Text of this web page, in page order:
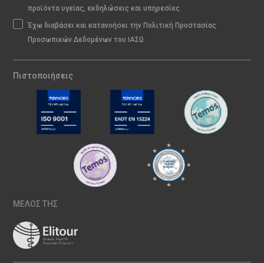
προϊόντα υγείας, εκδηλώσεις και υπηρεσίες.
Έχω διαβάσει και κατανοήσει την Πολιτική Προστασίας
Προσωπικών Δεδομένων του ΙΑΣΩ
Πιστοποιήσεις
ΜΕΛΟΣ ΤΗΣ